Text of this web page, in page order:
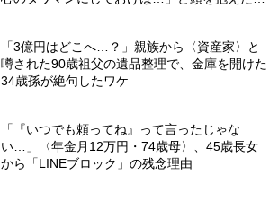
「3億円はどこへ…？」親族から〈資産家〉と
噂された90歳祖父の遺品整理で、金庫を開けた
34歳孫が絶句したワケ
「『いつでも頼ってね』って言ったじゃな
い…」〈年金月12万円・74歳母〉、45歳長女
から「LINEブロック」の残念理由